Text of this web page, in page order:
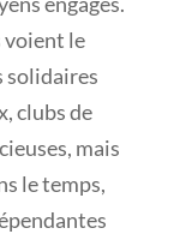
voient le
solidaires
clubs de
mais
le temps,